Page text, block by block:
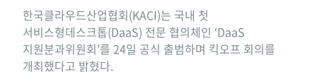
한국클라우드산업협회(KACI)는 국내 첫
서비스형데스크톱(DaaS) 전문 협의체인 ‘DaaS
지원분과위원회’를 24일 공식 출범하며 킥오프 회의를
개최했다고 밝혔다.